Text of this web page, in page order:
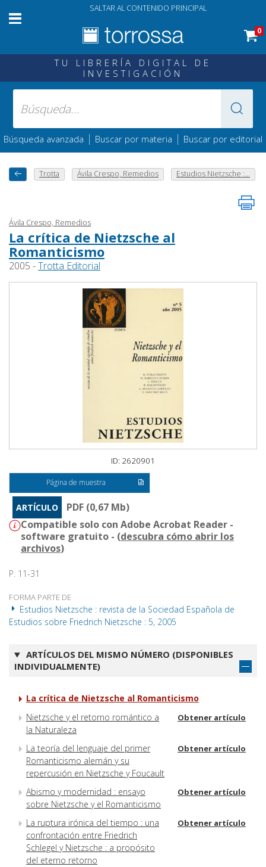
SALTAR AL CONTENIDO PRINCIPAL
0
TU LIBRERÍA DIGITAL DE
INVESTIGACIÓN
Búsqueda avanzada | Buscar por materia | Buscar por editorial
Trotta Ávila Crespo, Remedios Estudios Nietzsche :...
Ávila Crespo, Remedios
La crítica de Nietzsche al
Romanticismo
2005 -Trotta Editorial
ID: 2620901
Página de muestra
ARTÍCULO
PDF (0,67 Mb)
Compatible solo con Adobe Acrobat Reader -
software gratuito - (descubra cómo abrir los
archivos)
P. 11-31
FORMA PARTE DE
Estudios Nietzsche : revista de la Sociedad Española de
Estudios sobre Friedrich Nietzsche : 5, 2005
ARTÍCULOS DEL MISMO NÚMERO (DISPONIBLES
INDIVIDUALMENTE)
La crítica de Nietzsche al Romanticismo
Nietzsche y el retorno romántico a
la Naturaleza
Obtener artículo
La teoría del lenguaje del primer
Romanticismo alemán y su
repercusión en Nietzsche y Foucault
Obtener artículo
Abismo y modernidad : ensayo
sobre Nietzsche y el Romanticismo
Obtener artículo
La ruptura irónica del tiempo : una
confrontación entre Friedrich
Schlegel y Nietzsche : a propósito
del eterno retorno
Obtener artículo